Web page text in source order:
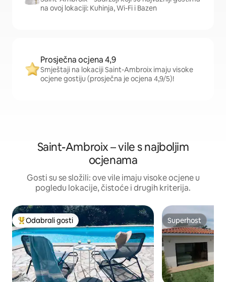
na ovoj lokaciji: Kuhinja, Wi-Fi i Bazen
Prosječna ocjena 4,9
Smještaji na lokaciji Saint-Ambroix imaju visoke
ocjene gostiju (prosječna je ocjena 4,9/5)!
Saint-Ambroix – vile s najboljim
ocjenama
Gosti su se složili: ove vile imaju visoke ocjene u
pogledu lokacije, čistoće i drugih kriterija.
Među najviše rangiranima s oznakom „Odabrali gosti”
Odabrali gosti Superhost
Superhost